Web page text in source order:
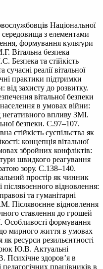
Національної
середовища з елементами
формування культури
Вітальна безпека
Безпека та стійкість
реалії вітальної
практики підтримки
захисту до розвитку.
вітальної безпеки
в умовах війни:
негативного впливу ЗМІ.
безпеки. С.97–107.
суспільства як
концепція вітальної
збройних конфліктів:
швидкого реагування
зору. С.138–140.
простір як чинник
відновлення:
та гуманітарні
Післявоєнне відновлення
ставлення до грошей
Особливості формування
мирного життя в умовах
ресурси резильєнтності
Ю.В. Актуальні
Психічне здоров’я в
працівників в